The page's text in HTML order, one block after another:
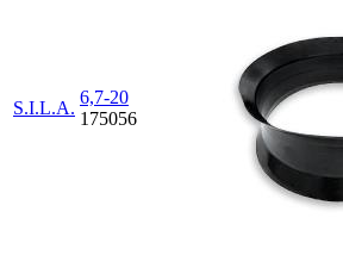
S.I.L.A.
6,7-20
175056